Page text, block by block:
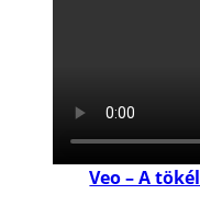
Veo – A